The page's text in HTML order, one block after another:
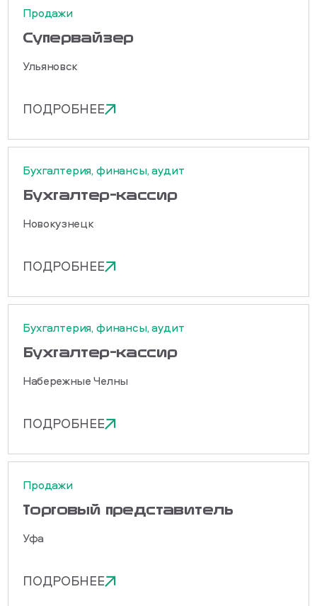
Продажи
Cупервайзер
Ульяновск
ПОДРОБНЕЕ
Бухгалтерия, финансы, аудит
Бухгалтер-кассир
Новокузнецк
ПОДРОБНЕЕ
Бухгалтерия, финансы, аудит
Бухгалтер-кассир
Набережные Челны
ПОДРОБНЕЕ
Продажи
Торговый представитель
Уфа
ПОДРОБНЕЕ